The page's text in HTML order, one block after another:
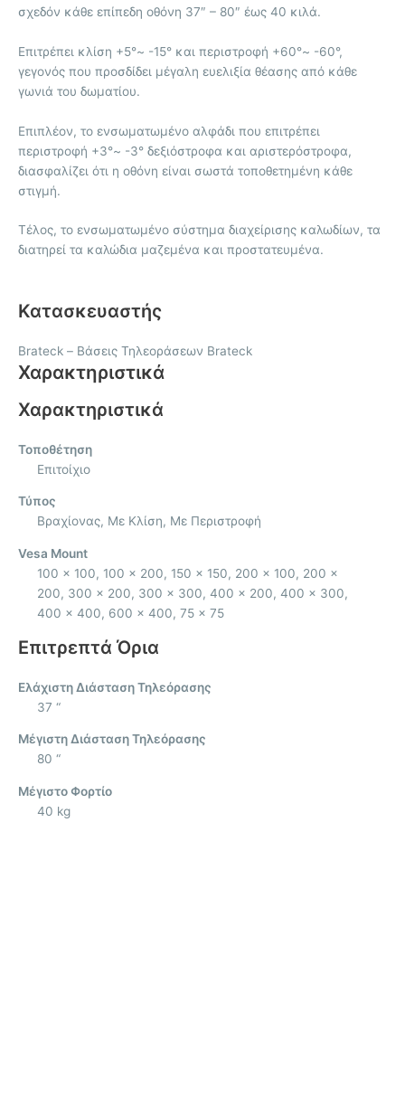
σχεδόν κάθε επίπεδη οθόνη 37″ – 80″ έως 40 κιλά.
Επιτρέπει κλίση +5°~ -15° και περιστροφή +60°~ -60°,
γεγονός που προσδίδει μέγαλη ευελιξία θέασης από κάθε
γωνιά του δωματίου.
Επιπλέον, το ενσωματωμένο αλφάδι που επιτρέπει
περιστροφή +3°~ -3° δεξιόστροφα και αριστερόστροφα,
διασφαλίζει ότι η οθόνη είναι σωστά τοποθετημένη κάθε
στιγμή.
Τέλος, το ενσωματωμένο σύστημα διαχείρισης καλωδίων, τα
διατηρεί τα καλώδια μαζεμένα και προστατευμένα.
Κατασκευαστής
Brateck – Βάσεις Τηλεοράσεων Brateck
Χαρακτηριστικά
Χαρακτηριστικά
Τοποθέτηση
Επιτοίχιο
Τύπος
Βραχίονας, Με Κλίση, Με Περιστροφή
Vesa Mount
100 x 100, 100 x 200, 150 x 150, 200 x 100, 200 x
200, 300 x 200, 300 x 300, 400 x 200, 400 x 300,
400 x 400, 600 x 400, 75 x 75
Επιτρεπτά Όρια
Ελάχιστη Διάσταση Τηλεόρασης
37 “
Μέγιστη Διάσταση Τηλεόρασης
80 “
Μέγιστο Φορτίο
40 kg